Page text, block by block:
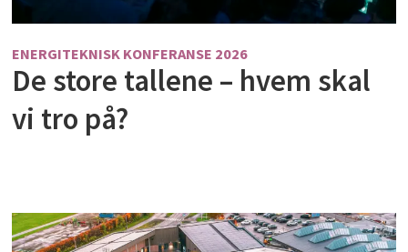
ENERGITEKNISK KONFERANSE 2026
De store tallene – hvem skal
vi tro på?